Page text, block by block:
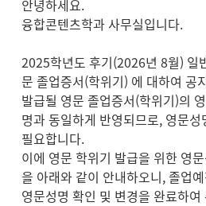
안녕하세요.
융합콘텐츠학과 사무실입니다.
2025학년도 후기(2026년 8월) 일
문 졸업증서(학위기) 에 대하여 공
발급될 영문 졸업증서(학위기)의
명과 동일하게 반영되므로, 영문
필요합니다.
이에 영문 학위기 발급을 위한 영
을 아래와 같이 안내하오니, 졸업
영문성명 확인 및 변경을 완료하